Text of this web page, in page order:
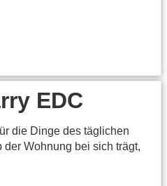
EDC
die Dinge des täglichen
Wohnung bei sich trägt,